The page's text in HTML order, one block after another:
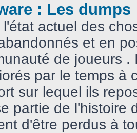
: Les dumps
l'état actuel des
et en
de joueurs .
par le temps à
sur lequel ils
partie de l'histoire
d'être perdus à